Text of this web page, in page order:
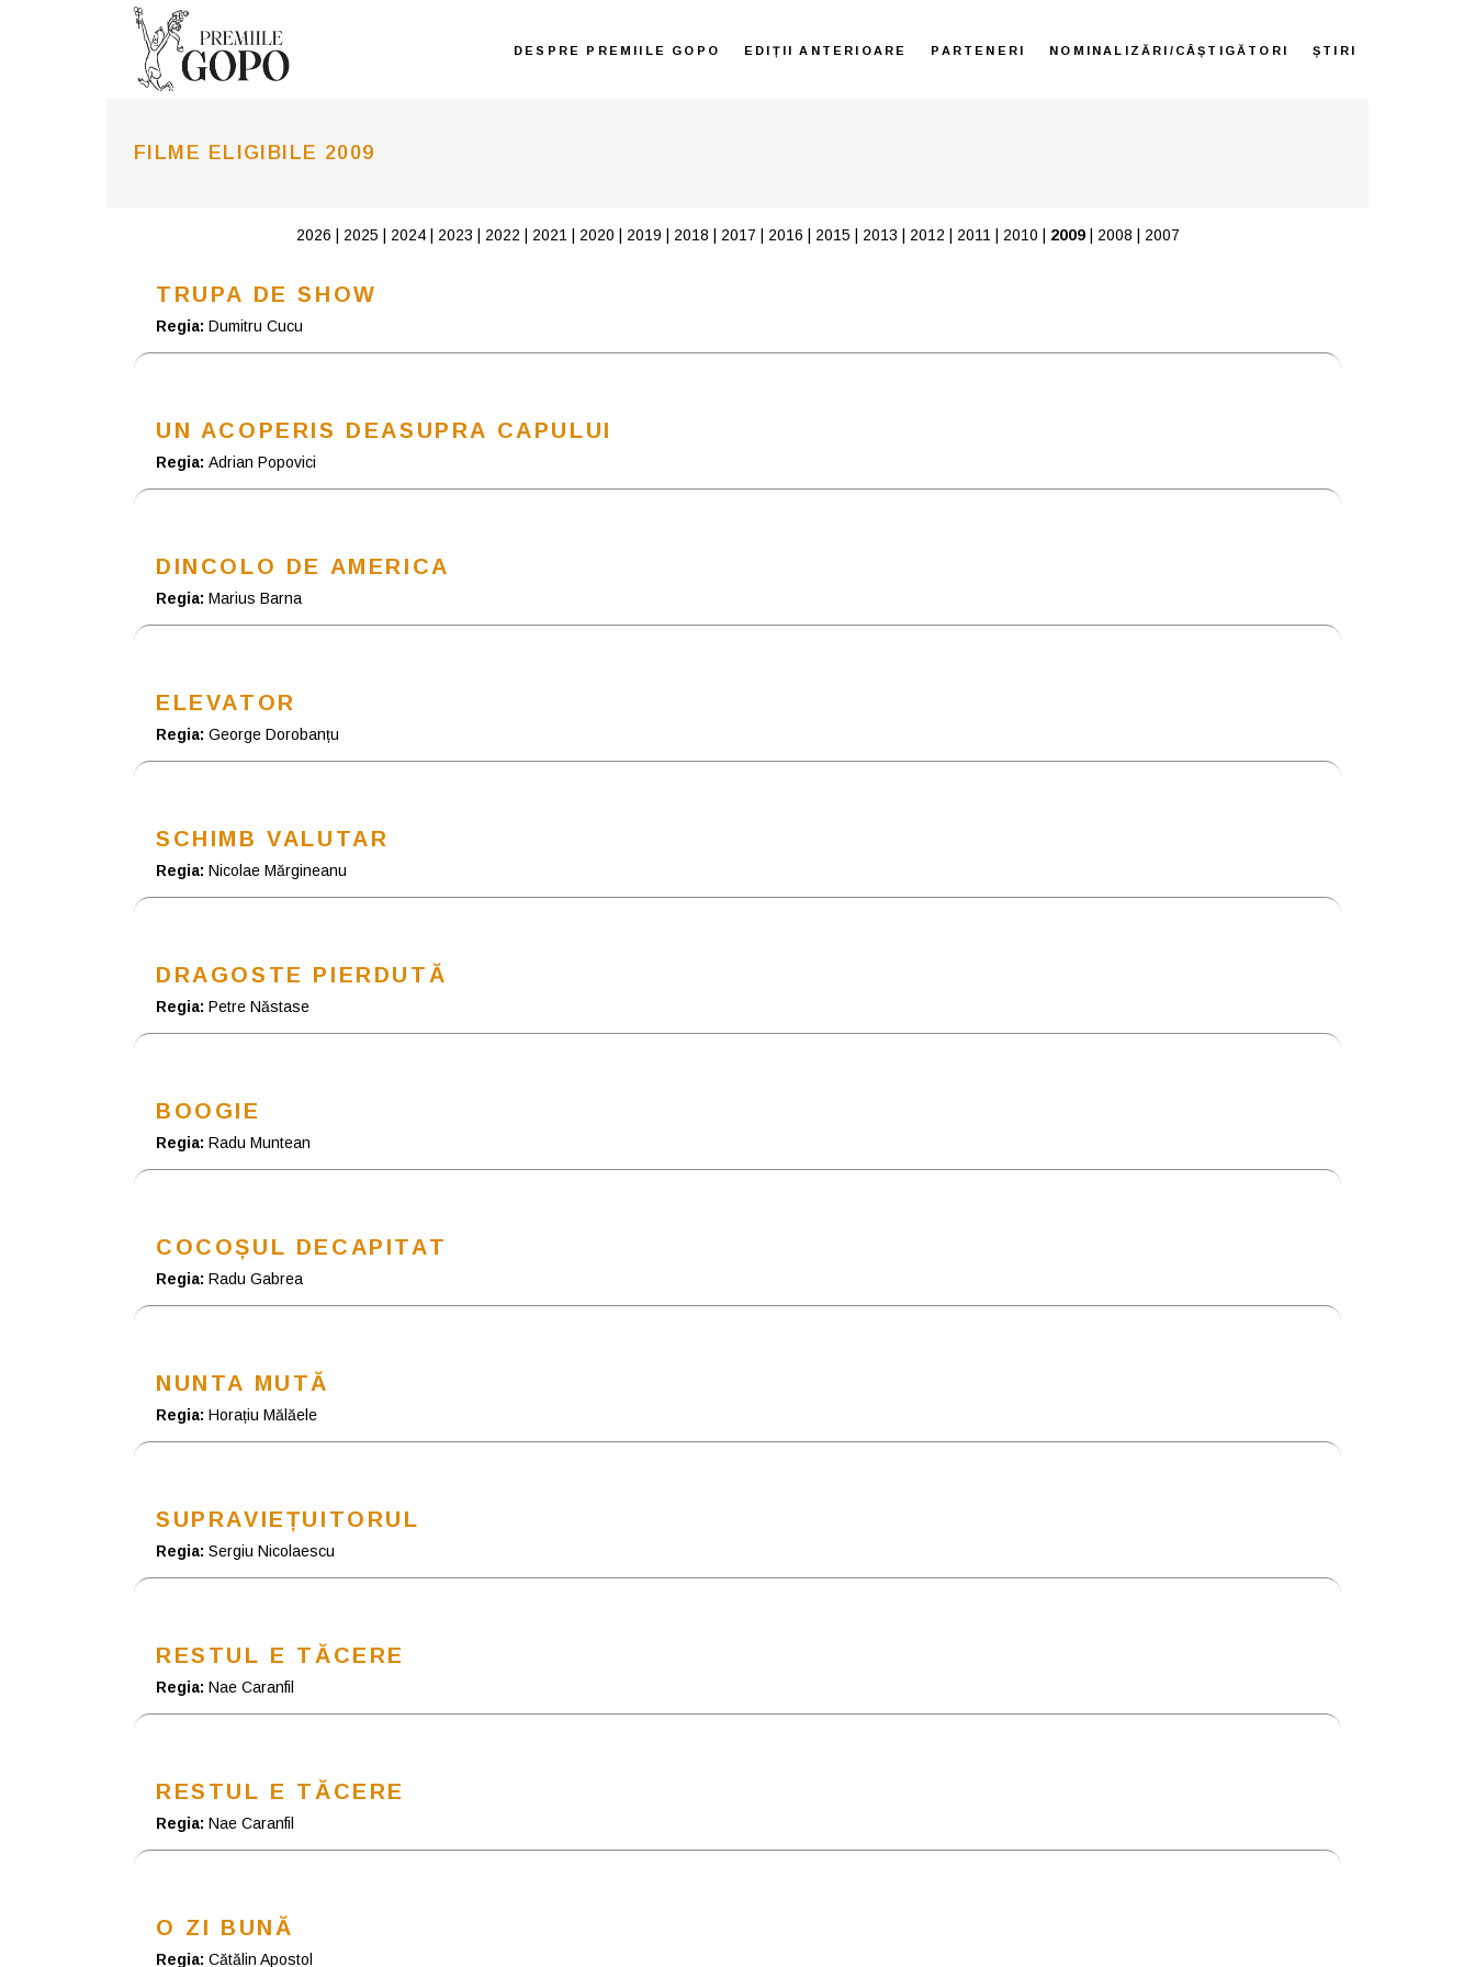
DESPRE PREMIILE GOPO EDIȚII ANTERIOARE PARTENERI NOMINALIZĂRI/CÂȘTIGĂTORI ȘTIRI
FILME ELIGIBILE 2009
2026 2025 2024| 2023 2022 2021 2020 2019 2018 2017 2016 2015 2013 2012 2011 2010 2009| 2008 2007
TRUPA DE SHOW
Regia: Dumitru Cucu
UN ACOPERIS DEASUPRA CAPULUI
Regia: Adrian Popovici
DINCOLO DE AMERICA
Regia: Marius Barna
ELEVATOR
Regia: George Dorobanțu
SCHIMB VALUTAR
Regia: Nicolae Mărgineanu
DRAGOSTE PIERDUTĂ
Regia: Petre Năstase
BOOGIE
Regia: Radu Muntean
COCOȘUL DECAPITAT
Regia: Radu Gabrea
NUNTA MUTĂ
Regia: Horațiu Mălăele
SUPRAVIEȚUITORUL
Regia: Sergiu Nicolaescu
RESTUL E TĂCERE
Regia: Nae Caranfil
RESTUL E TĂCERE
Regia: Nae Caranfil
O ZI BUNĂ
Regia: Cătălin Apostol